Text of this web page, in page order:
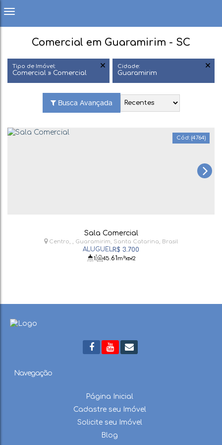
Comercial em Guaramirim - SC
Tipo de Imóvel:
Comercial » Comercial
Cidade:
Guaramirim
Busca Avançada
(4764)
Sala Comercial
R$ 3.700
Centro , Guaramirim, Santa Catarina, Brasil
1 45 .61m² 2
Navegação
Página Inicial
Cadastre seu Imóvel
Solicite seu Imóvel
Blog